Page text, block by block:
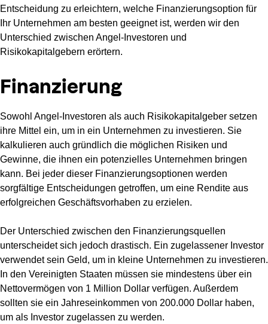
Entscheidung zu erleichtern, welche Finanzierungsoption für
Ihr Unternehmen am besten geeignet ist, werden wir den
Unterschied zwischen Angel-Investoren und
Risikokapitalgebern erörtern.
Finanzierung
Sowohl Angel-Investoren als auch Risikokapitalgeber setzen
ihre Mittel ein, um in ein Unternehmen zu investieren. Sie
kalkulieren auch gründlich die möglichen Risiken und
Gewinne, die ihnen ein potenzielles Unternehmen bringen
kann. Bei jeder dieser Finanzierungsoptionen werden
sorgfältige Entscheidungen getroffen, um eine Rendite aus
erfolgreichen Geschäftsvorhaben zu erzielen.
Der Unterschied zwischen den Finanzierungsquellen
unterscheidet sich jedoch drastisch. Ein zugelassener Investor
verwendet sein Geld, um in kleine Unternehmen zu investieren.
In den Vereinigten Staaten müssen sie mindestens über ein
Nettovermögen von 1 Million Dollar verfügen. Außerdem
sollten sie ein Jahreseinkommen von 200.000 Dollar haben,
um als Investor zugelassen zu werden.